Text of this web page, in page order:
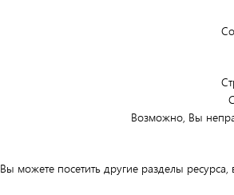
Возможно, Вы
Вы можете посетить другие разделы